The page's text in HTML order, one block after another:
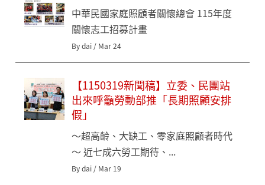
中華民國家庭照顧者關懷總會 115年度
關懷志工招募計畫
By dai / Mar 24
【1150319新聞稿】立委、民團站
出來呼籲勞動部推「長期照顧安排
假」
～超高齡、大缺工、零家庭照顧者時代
～ 近七成六勞工期待、...
By dai / Mar 19